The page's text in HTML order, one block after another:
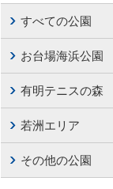
すべての公園
お台場海浜公園
有明テニスの森
若洲エリア
その他の公園